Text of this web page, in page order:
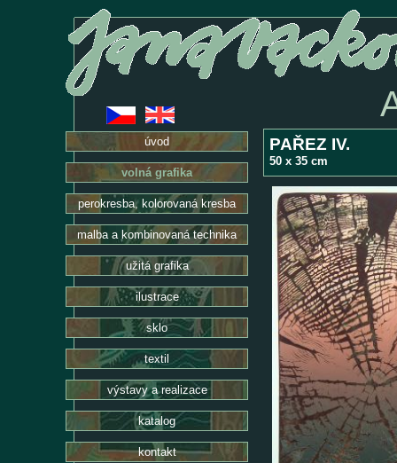
PAŘEZ IV.
50 x 35 cm
úvod
volná grafika
perokresba, kolorovaná kresba
malba a kombinovaná technika
užitá grafika
ilustrace
sklo
textil
výstavy a realizace
katalog
kontakt